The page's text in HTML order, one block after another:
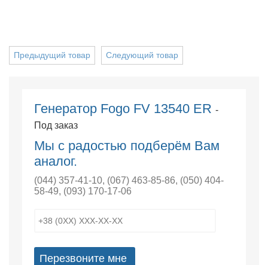
Следующий товар
Предыдущий товар
Генератор Fogo FV 13540 ER -
Под заказ
Мы с радостью подберём Вам
аналог.
(044) 357-41-10, (067) 463-85-86, (050) 404-
58-49, (093) 170-17-06
Перезвоните мне